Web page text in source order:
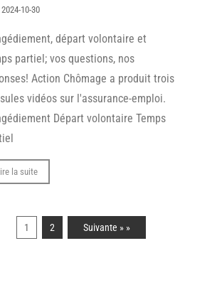
2024-10-30
départ volontaire et
partiel; vos questions, nos
Action Chômage a produit trois
vidéos sur l'assurance-emploi.
Départ volontaire Temps
la suite
1 2 Suivante » »